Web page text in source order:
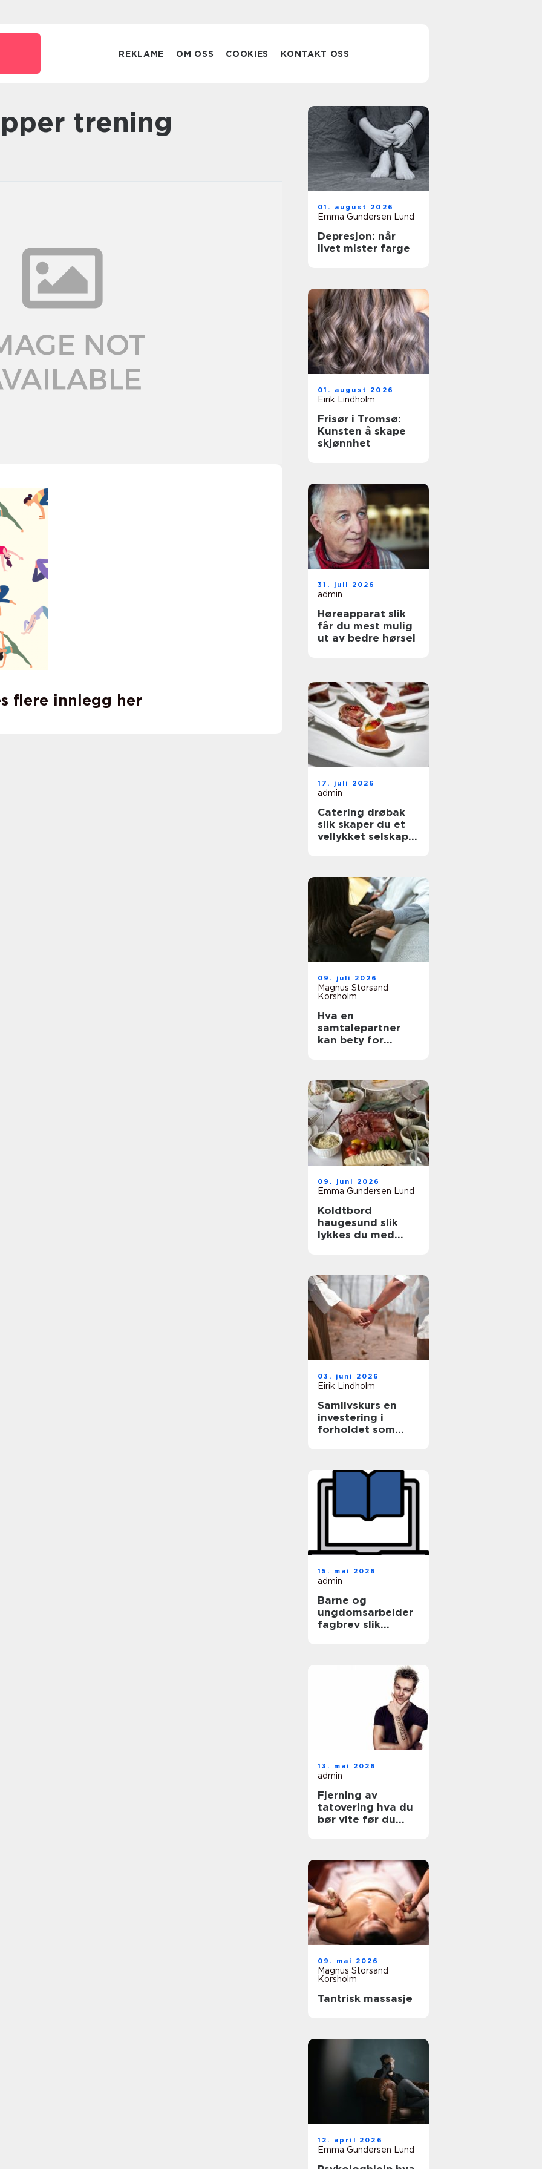
REKLAME OM OSS COOKIES KONTAKT OSS
trening
flere innlegg her
01. august 2026
Emma Gundersen Lund
Depresjon: når
livet mister farge
01. august 2026
Eirik Lindholm
Frisør i Tromsø:
Kunsten å skape
skjønnhet
31. juli 2026
admin
Høreapparat slik
får du mest mulig
ut av bedre hørsel
17. juli 2026
admin
Catering drøbak
slik skaper du et
vellykket selskap
09. juli 2026
Magnus Storsand
Korsholm
Hva en
samtalepartner
kan bety for
09. juni 2026
Emma Gundersen Lund
Koldtbord
haugesund slik
lykkes du med
03. juni 2026
Eirik Lindholm
Samlivskurs en
investering i
forholdet som
15. mai 2026
admin
Barne og
ungdomsarbeider
fagbrev slik
13. mai 2026
admin
Fjerning av
tatovering hva du
bør vite før du
09. mai 2026
Magnus Storsand
Korsholm
Tantrisk massasje
12. april 2026
Emma Gundersen Lund